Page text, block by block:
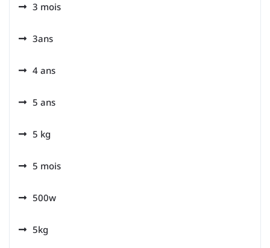
3 mois
3ans
4 ans
5 ans
5 kg
5 mois
500w
5kg